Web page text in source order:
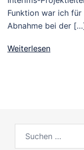
Funktion war ich
Abnahme bei der
Weiterlesen